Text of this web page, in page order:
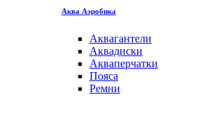
Аква Аэробика
Аквагантели
Аквадиски
Акваперчатки
Пояса
Ремни